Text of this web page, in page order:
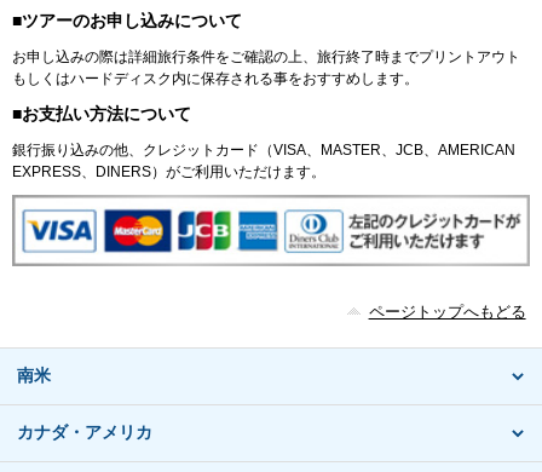
■ツアーのお申し込みについて
お申し込みの際は詳細旅行条件をご確認の上、旅行終了時までプリントアウト
もしくはハードディスク内に保存される事をおすすめします。
■お支払い方法について
銀行振り込みの他、クレジットカード（VISA、MASTER、JCB、AMERICAN
EXPRESS、DINERS）がご利用いただけます。
ページトップへもどる
南米
カナダ・アメリカ